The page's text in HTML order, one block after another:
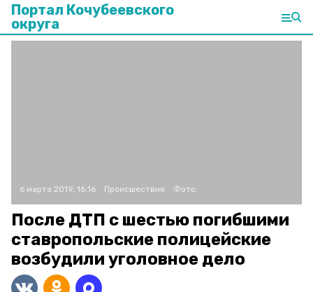
Портал Кочубеевского
округа
6 марта 2019, 16:16 Происшествия Фото:
После ДТП с шестью погибшими
ставропольские полицейские
возбудили уголовное дело